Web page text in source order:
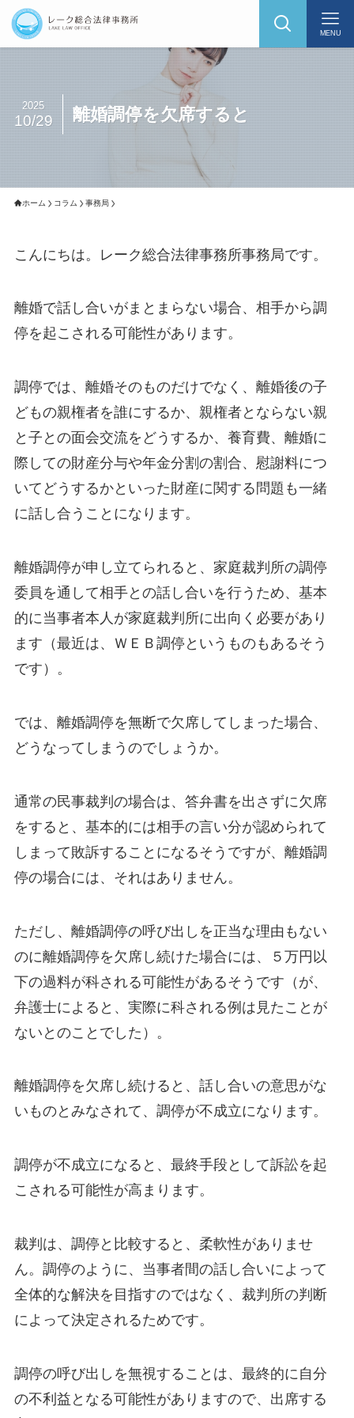
MENU
離婚調停を欠席すると
2025
10/29
ホーム コラム 事務局
こんにちは。レーク総合法律事務所事務局です。
離婚で話し合いがまとまらない場合、相手から調
停を起こされる可能性があります。
調停では、離婚そのものだけでなく、離婚後の子
どもの親権者を誰にするか、親権者とならない親
と子との面会交流をどうするか、養育費、離婚に
際しての財産分与や年金分割の割合、慰謝料につ
いてどうするかといった財産に関する問題も一緒
に話し合うことになります。
離婚調停が申し立てられると、家庭裁判所の調停
委員を通して相手との話し合いを行うため、基本
的に当事者本人が家庭裁判所に出向く必要があり
ます（最近は、ＷＥＢ調停というものもあるそう
です）。
では、離婚調停を無断で欠席してしまった場合、
どうなってしまうのでしょうか。
通常の民事裁判の場合は、答弁書を出さずに欠席
をすると、基本的には相手の言い分が認められて
しまって敗訴することになるそうですが、離婚調
停の場合には、それはありません。
ただし、離婚調停の呼び出しを正当な理由もない
のに離婚調停を欠席し続けた場合には、５万円以
下の過料が科される可能性があるそうです（が、
弁護士によると、実際に科される例は見たことが
ないとのことでした）。
離婚調停を欠席し続けると、話し合いの意思がな
いものとみなされて、調停が不成立になります。
調停が不成立になると、最終手段として訴訟を起
こされる可能性が高まります。
裁判は、調停と比較すると、柔軟性がありませ
ん。調停のように、当事者間の話し合いによって
全体的な解決を目指すのではなく、裁判所の判断
によって決定されるためです。
調停の呼び出しを無視することは、最終的に自分
の不利益となる可能性がありますので、出席する